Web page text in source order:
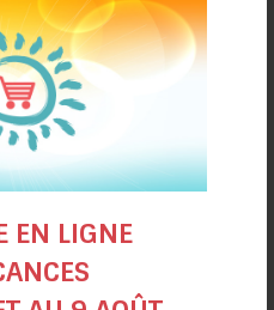
fr/Nutrition/Encyclo
conseils-et-
bananes-murissement-
EN LIGNE